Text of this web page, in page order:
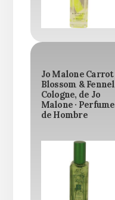
Jo Malone Carrot
Blossom & Fennel
Cologne, de Jo
Malone · Perfume
de Hombre